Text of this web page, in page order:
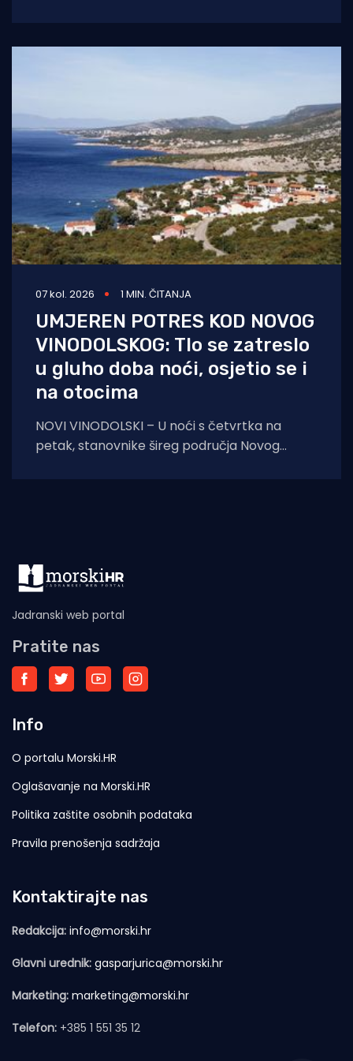
07 kol. 2026 1 MIN. ČITANJA
UMJEREN POTRES KOD NOVOG
VINODOLSKOG: Tlo se zatreslo
u gluho doba noći, osjetio se i
na otocima
NOVI VINODOLSKI – U noći s četvrtka na
petak, stanovnike šireg područja Novog
Jadranski web portal
Pratite nas
Info
O portalu Morski.HR
Oglašavanje na Morski.HR
Politika zaštite osobnih podataka
Pravila prenošenja sadržaja
Kontaktirajte nas
Redakcija: info@morski.hr
Glavni urednik: gasparjurica@morski.hr
Marketing: marketing@morski.hr
Telefon: +385 1 551 35 12